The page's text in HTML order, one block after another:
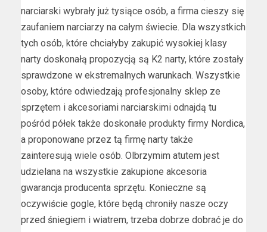
narciarski wybrały już tysiące osób, a firma cieszy się
zaufaniem narciarzy na całym świecie. Dla wszystkich
tych osób, które chciałyby zakupić wysokiej klasy
narty doskonałą propozycją są K2 narty, które zostały
sprawdzone w ekstremalnych warunkach. Wszystkie
osoby, które odwiedzają profesjonalny sklep ze
sprzętem i akcesoriami narciarskimi odnajdą tu
pośród półek także doskonałe produkty firmy Nordica,
a proponowane przez tą firmę narty także
zainteresują wiele osób. Olbrzymim atutem jest
udzielana na wszystkie zakupione akcesoria
gwarancja producenta sprzętu. Konieczne są
oczywiście gogle, które będą chroniły nasze oczy
przed śniegiem i wiatrem, trzeba dobrze dobrać je do